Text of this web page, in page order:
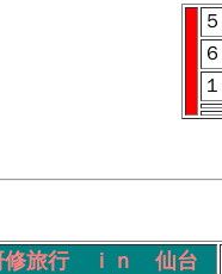
修旅行 ｉｎ 仙台